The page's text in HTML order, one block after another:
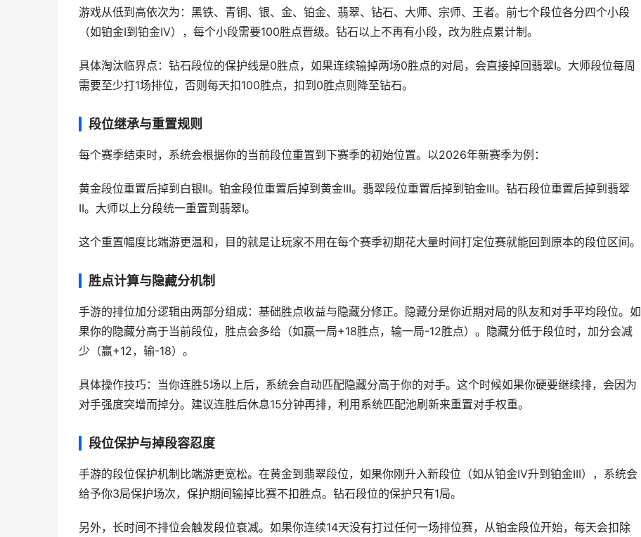
游戏从低到高依次为：黑铁、青铜、银、金、铂金、翡翠、钻石、大师、宗师、王者。前七个段位各分四个小段
（如铂金I到铂金IV），每个小段需要100胜点晋级。钻石以上不再有小段，改为胜点累计制。
具体淘汰临界点：钻石段位的保护线是0胜点，如果连续输掉两场0胜点的对局，会直接掉回翡翠I。大师段位每周
需要至少打1场排位，否则每天扣100胜点，扣到0胜点则降至钻石。
段位继承与重置规则
每个赛季结束时，系统会根据你的当前段位重置到下赛季的初始位置。以2026年新赛季为例：
黄金段位重置后掉到白银II。铂金段位重置后掉到黄金III。翡翠段位重置后掉到铂金III。钻石段位重置后掉到翡翠
II。大师以上分段统一重置到翡翠I。
这个重置幅度比端游更温和，目的就是让玩家不用在每个赛季初期花大量时间打定位赛就能回到原本的段位区间。
胜点计算与隐藏分机制
手游的排位加分逻辑由两部分组成：基础胜点收益与隐藏分修正。隐藏分是你近期对局的队友和对手平均段位。如
果你的隐藏分高于当前段位，胜点会多给（如赢一局+18胜点，输一局-12胜点）。隐藏分低于段位时，加分会减
少（赢+12，输-18）。
具体操作技巧：当你连胜5场以上后，系统会自动匹配隐藏分高于你的对手。这个时候如果你硬要继续排，会因为
对手强度突增而掉分。建议连胜后休息15分钟再排，利用系统匹配池刷新来重置对手权重。
段位保护与掉段容忍度
手游的段位保护机制比端游更宽松。在黄金到翡翠段位，如果你刚升入新段位（如从铂金IV升到铂金III），系统会
给予你3局保护场次，保护期间输掉比赛不扣胜点。钻石段位的保护只有1局。
另外，长时间不排位会触发段位衰减。如果你连续14天没有打过任何一场排位赛，从铂金段位开始，每天会扣除